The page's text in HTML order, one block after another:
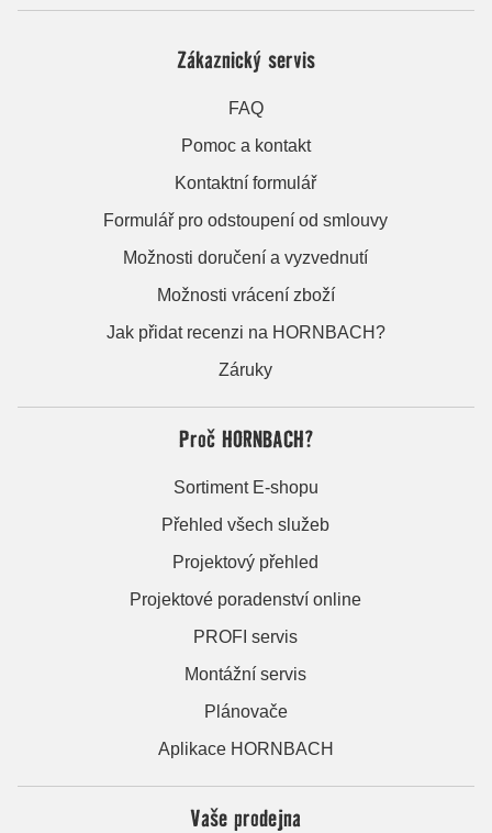
Zákaznický servis
FAQ
Pomoc a kontakt
Kontaktní formulář
Formulář pro odstoupení od smlouvy
Možnosti doručení a vyzvednutí
Možnosti vrácení zboží
Jak přidat recenzi na HORNBACH?
Záruky
Proč HORNBACH?
Sortiment E-shopu
Přehled všech služeb
Projektový přehled
Projektové poradenství online
PROFI servis
Montážní servis
Plánovače
Aplikace HORNBACH
Vaše prodejna